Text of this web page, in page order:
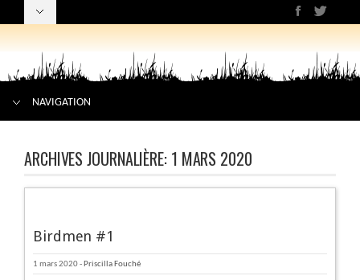
NAVIGATION
ARCHIVES JOURNALIÈRE: 1 MARS 2020
Birdmen #1
1 mars 2020- Priscilla Fouché